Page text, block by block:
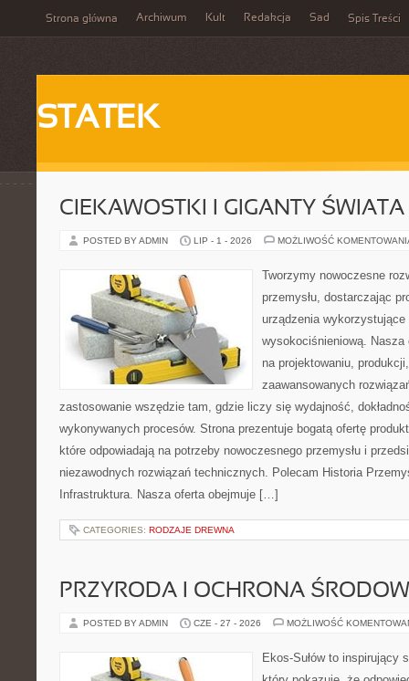
Strona główna Archiwum Kult Redakcja Sad Spis Treści
STATEK
CIEKAWOSTKI I GIGANTY ŚWIATA
POSTED BY ADMIN LIP - 1 - 2026 MOŻLIWOŚĆ
Tworzymy nowoczesne
przemysłu, dostarczając
urządzenia wykorzystujące
wysokociśnieniową. Nasza
na projektowaniu,
zaawansowanych
zastosowanie wszędzie tam, gdzie liczy się wydajność,
wykonywanych procesów. Strona prezentuje bogatą ofertę
które odpowiadają na potrzeby nowoczesnego przemysłu i
niezawodnych rozwiązań technicznych. Polecam Historia
Infrastruktura. Nasza oferta obejmuje […]
CATEGORIES: RODZAJE DREWNA
PRZYRODA I OCHRONA
POSTED BY ADMIN CZE - 27 - 2026 MOŻLIWOŚĆ
Ekos-Sułów to inspirujący